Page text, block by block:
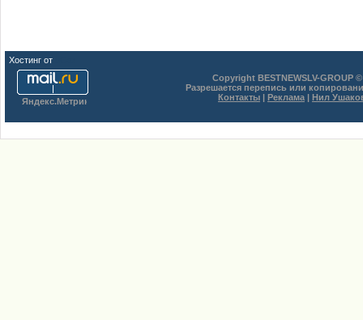
Хостинг от
Copyright BESTNEWSLV-GROUP
Разрешается перепись или
Контакты | Реклама | Нил